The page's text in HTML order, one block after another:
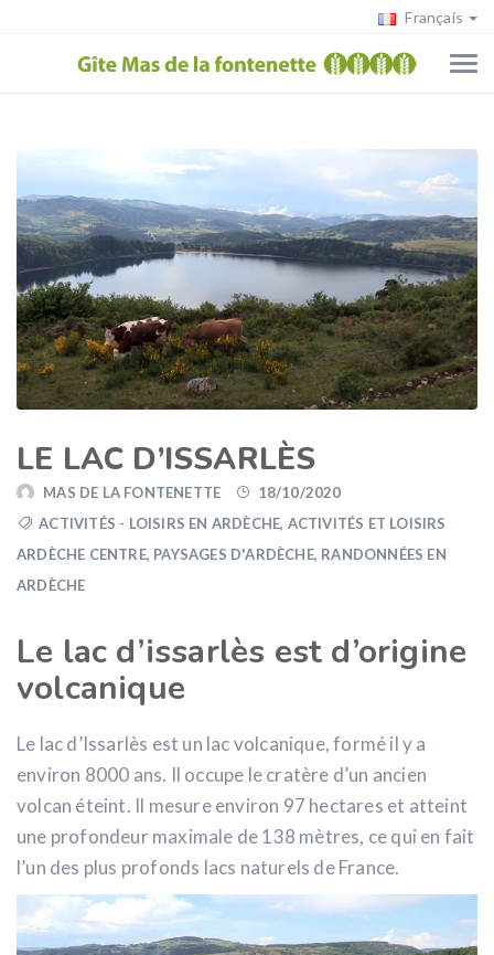
Français
LE LAC D’ISSARLÈS
MAS DE LA FONTENETTE
18/10/2020
ACTIVITÉS - LOISIRS EN ARDÈCHE, ACTIVITÉS ET LOISIRS
ARDÈCHE CENTRE, PAYSAGES D'ARDÈCHE, RANDONNÉES EN
ARDÈCHE
Le lac d’issarlès est d’origine
volcanique
Le lac d’Issarlès est un lac volcanique, formé il y a
environ 8000 ans. Il occupe le cratère d’un ancien
volcan éteint. Il mesure environ 97 hectares et atteint
une profondeur maximale de 138 mètres, ce qui en fait
l’un des plus profonds lacs naturels de France.